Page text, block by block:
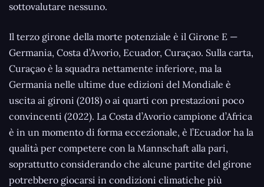
sottovalutare nessuno.
Il terzo girone della morte potenziale è il Girone E —
Germania, Costa d’Avorio, Ecuador, Curaçao. Sulla carta,
Curaçao è la squadra nettamente inferiore, ma la
Germania nelle ultime due edizioni del Mondiale è
uscita ai gironi (2018) o ai quarti con prestazioni poco
convincenti (2022). La Costa d’Avorio campione d’Africa
è in un momento di forma eccezionale, è l’Ecuador ha la
qualità per competere con la Mannschaft alla pari,
soprattutto considerando che alcune partite del girone
potrebbero giocarsi in condizioni climatiche più